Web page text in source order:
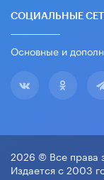
СОЦИАЛЬНЫЕ
Основные и
2026 © Все права
Издается с 2003